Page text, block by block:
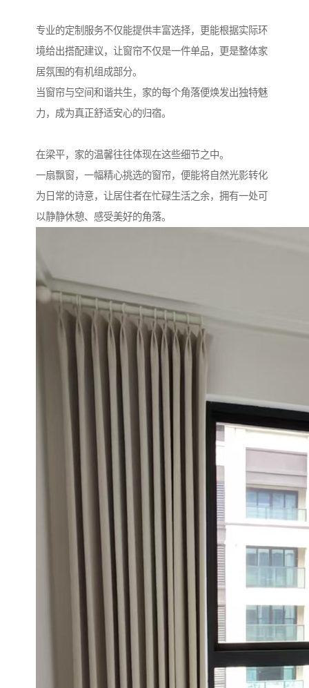
专业的定制服务不仅能提供丰富选择，更能根据实际环
境给出搭配建议，让窗帘不仅是一件单品，更是整体家
居氛围的有机组成部分。
当窗帘与空间和谐共生，家的每个角落便焕发出独特魅
力，成为真正舒适安心的归宿。
在梁平，家的温馨往往体现在这些细节之中。
一扇飘窗，一幅精心挑选的窗帘，便能将自然光影转化
为日常的诗意，让居住者在忙碌生活之余，拥有一处可
以静静休憩、感受美好的角落。